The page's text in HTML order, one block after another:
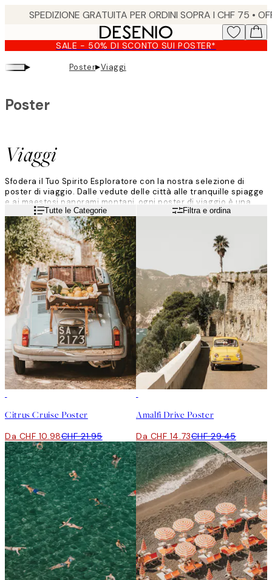
content.
SALE - 50% DI SCONTO SUI POSTER*
▸ Poster▸Viaggi
Viaggi
Poster
Sfodera il Tuo Spirito Esploratore con la nostra selezione di
poster di viaggio. Dalle vedute delle città alle tranquille spiagge
e ai maestosi panorami montani, ogni poster di viaggio è una
finestra su un angolo diverso del mondo. Immergiti in nuove
culture e paesaggi mozzafiato.
Leggi di piùTutte le Categorie Filtra e ordina
Citrus Cruise Poster
Da CHF 10.98CHF 21.95
Amalfi Drive Poster
Da CHF 14.73CHF 29.45